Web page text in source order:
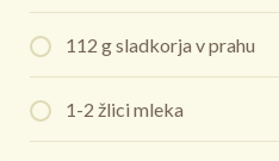
112 g sladkorja v prahu
1-2 žlici mleka